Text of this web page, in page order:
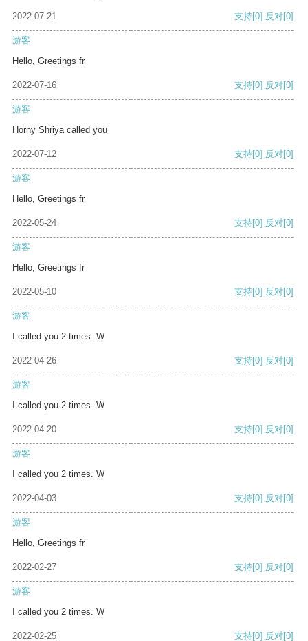
2022-07-21 支持[0] 反对[0]
游客
Hello, Greetings fr
2022-07-16 支持[0] 反对[0]
游客
Horny Shriya called you
2022-07-12 支持[0] 反对[0]
游客
Hello, Greetings fr
2022-05-24 支持[0] 反对[0]
游客
Hello, Greetings fr
2022-05-10 支持[0] 反对[0]
游客
I called you 2 times. W
2022-04-26 支持[0] 反对[0]
游客
I called you 2 times. W
2022-04-20 支持[0] 反对[0]
游客
I called you 2 times. W
2022-04-03 支持[0] 反对[0]
游客
Hello, Greetings fr
2022-02-27 支持[0] 反对[0]
游客
I called you 2 times. W
2022-02-25 支持[0] 反对[0]